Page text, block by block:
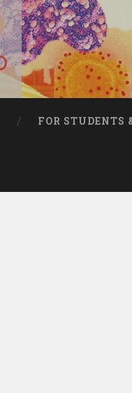
FOR STUDENTS